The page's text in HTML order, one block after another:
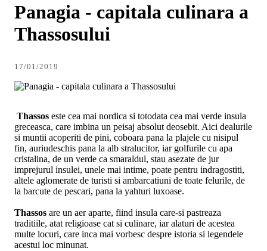
Panagia - capitala culinara a
Thassosului
17/01/2019
Thassos este cea mai nordica si totodata cea mai verde insula
greceasca, care imbina un peisaj absolut deosebit. Aici dealurile
si muntii acoperiti de pini, coboara pana la plajele cu nisipul
fin, auriudeschis pana la alb stralucitor, iar golfurile cu apa
cristalina, de un verde ca smaraldul, stau asezate de jur
imprejurul insulei, unele mai intime, poate pentru indragostiti,
altele aglomerate de turisti si ambarcatiuni de toate felurile, de
la barcute de pescari, pana la yahturi luxoase.
Thassos are un aer aparte, fiind insula care-si pastreaza
traditiile, atat religioase cat si culinare, iar alaturi de acestea
multe locuri, care inca mai vorbesc despre istoria si legendele
acestui loc minunat.